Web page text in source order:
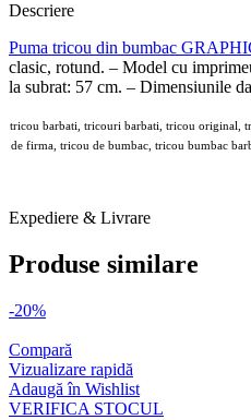
Descriere
Puma tricou din bumbac
clasic, rotund. – Model cu
la subrat: 57 cm. – Dimensiunile
tricou barbati, tricouri barbati, tricou original,
de firma, tricou de bumbac, tricou bumbac
Expediere & Livrare
Produse similare
-20%
Compară
Vizualizare rapidă
Adaugă în Wishlist
VERIFICA STOCUL